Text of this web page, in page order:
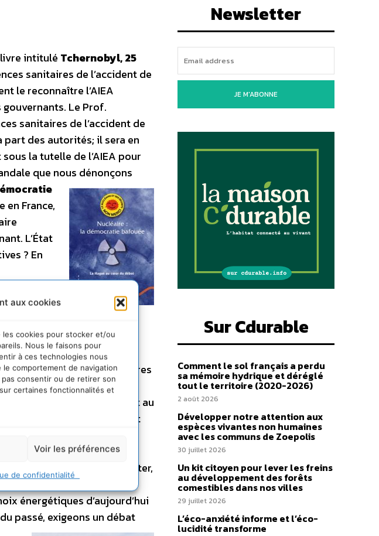
aux cookies
cookies pour stocker et/ou
Nous le faisons pour
à ces technologies nous
comportement de navigation
consentir ou de retirer son
certaines fonctionnalités et
Voir les préférences
de confidentialité
intitulé Tchernobyl, 25
sanitaires de l’accident de
le reconnaître l’AIEA
Le Prof.
sanitaires de l’accident de
des autorités; il sera en
la tutelle de l’AIEA pour
que nous dénonçons
Nucléaire, la démocratie
en France,
L’État
? En
en
entre
dense
Les questions majeures
radioactifs, retraitement
menace terroriste…. Quant au
la plupart des pays ont
l’utilisation des
à des alternatives
d’emplois à exploiter,
lignes à haute-tension,
énergétiques d’aujourd’hui
passé, exigeons un débat
Newsletter
JE M'ABONNE
Sur Cdurable
Comment le sol français a perdu
sa mémoire hydrique et déréglé
tout le territoire (2020-2026)
2 août 2026
Développer notre attention aux
espèces vivantes non humaines
avec les communs de Zoepolis
30 juillet 2026
Un kit citoyen pour lever les freins
au développement des forêts
comestibles dans nos villes
29 juillet 2026
L’éco-anxiété informe et l’éco-
lucidité transforme